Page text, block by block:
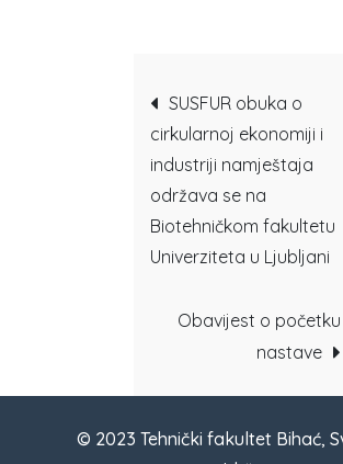
Post
navigation
SUSFUR obuka o
cirkularnoj ekonomiji i
industriji namještaja
održava se na
Biotehničkom fakultetu
Univerziteta u Ljubljani
Obavijest o početku
nastave
© 2023 Tehnički fakultet Bihać,